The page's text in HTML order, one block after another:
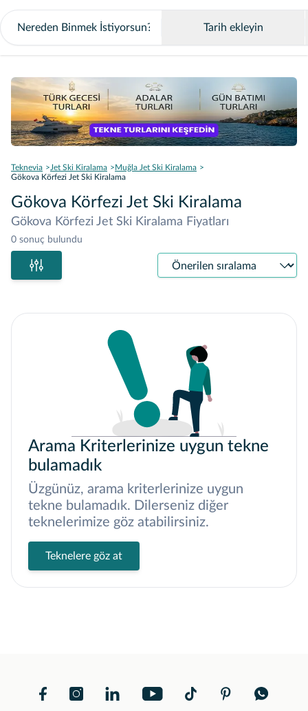
Tarih ekleyin
Teknevia Jet Ski Kiralama
Muğla Jet Ski Kiralama
Gökova Körfezi Jet Ski Kiralama
Gökova Körfezi Jet Ski Kiralama
Gökova Körfezi Jet Ski Kiralama Fiyatları
0 sonuç bulundu
Sıralama
Arama Kriterlerinize uygun tekne
bulamadık
Üzgünüz, arama kriterlerinize uygun
tekne bulamadık. Dilerseniz diğer
teknelerimize göz atabilirsiniz.
Teknelere göz at